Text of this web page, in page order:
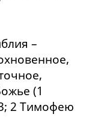
–
(1
2 Тимофею